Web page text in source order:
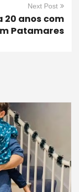
Next Post
20 anos com
Patamares